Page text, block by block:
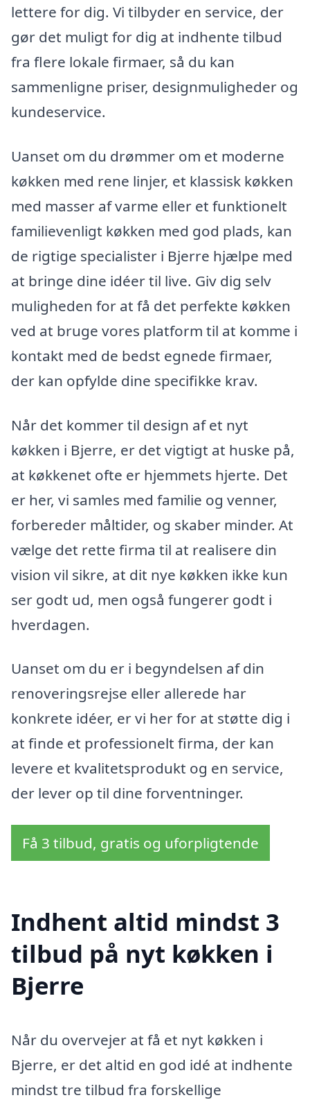
lettere for dig. Vi tilbyder en service, der
gør det muligt for dig at indhente tilbud
fra flere lokale firmaer, så du kan
sammenligne priser, designmuligheder og
kundeservice.
Uanset om du drømmer om et moderne
køkken med rene linjer, et klassisk køkken
med masser af varme eller et funktionelt
familievenligt køkken med god plads, kan
de rigtige specialister i Bjerre hjælpe med
at bringe dine idéer til live. Giv dig selv
muligheden for at få det perfekte køkken
ved at bruge vores platform til at komme i
kontakt med de bedst egnede firmaer,
der kan opfylde dine specifikke krav.
Når det kommer til design af et nyt
køkken i Bjerre, er det vigtigt at huske på,
at køkkenet ofte er hjemmets hjerte. Det
er her, vi samles med familie og venner,
forbereder måltider, og skaber minder. At
vælge det rette firma til at realisere din
vision vil sikre, at dit nye køkken ikke kun
ser godt ud, men også fungerer godt i
hverdagen.
Uanset om du er i begyndelsen af din
renoveringsrejse eller allerede har
konkrete idéer, er vi her for at støtte dig i
at finde et professionelt firma, der kan
levere et kvalitetsprodukt og en service,
der lever op til dine forventninger.
Få 3 tilbud, gratis og uforpligtende
Indhent altid mindst 3
tilbud på nyt køkken i
Bjerre
Når du overvejer at få et nyt køkken i
Bjerre, er det altid en god idé at indhente
mindst tre tilbud fra forskellige